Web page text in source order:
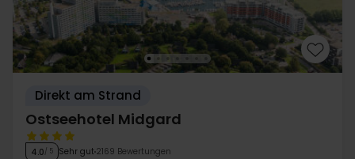
Direkt am Strand
Ostseehotel Midgard
4.0/ 5 Sehr gut 2169 Bewertungen